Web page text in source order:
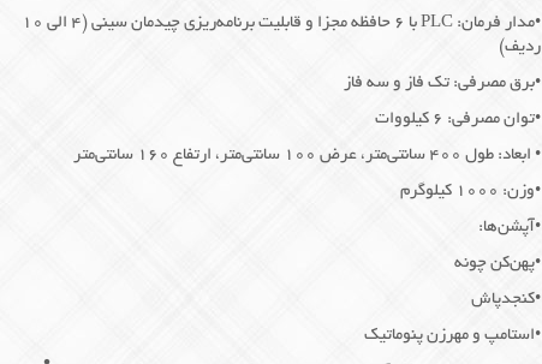
•مدار فرمان: PLC با ۶ حافظه مجزا و قابلیت برنامه‌ریزی چیدمان سینی (۴ الی ۱۰
ردیف)
•برق مصرفی: تک فاز و سه فاز
•توان مصرفی: ۶ کیلووات
• ابعاد: طول ۴۰۰ سانتی‌متر، عرض ۱۰۰ سانتی‌متر، ارتفاع ۱۶۰ سانتی‌متر
•وزن: ۱۰۰۰ کیلوگرم
•آپشن‌ها:
•پهن‌کن چونه
•کنجدپاش
•استامپ و مهرزن پنوماتیک